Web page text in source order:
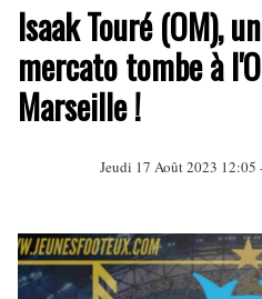
Isaak Touré (OM),
mercato tombe à
Marseille !
Jeudi 17 Août 2023 12:05